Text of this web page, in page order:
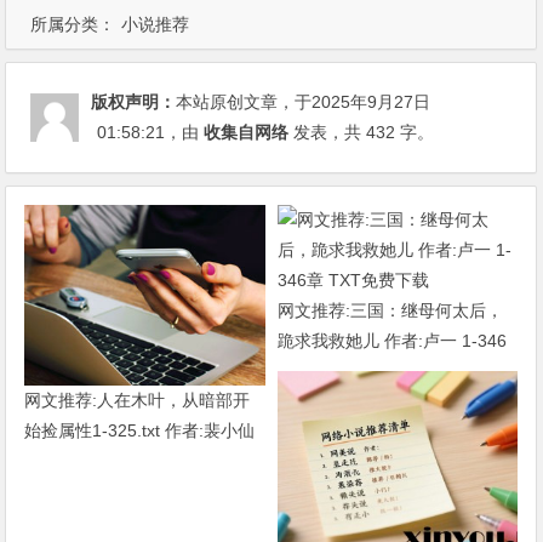
所属分类： 小说推荐
版权声明：本站原创文章，于2025年9月27日
01:58:21 ，由收集自网络 发表，共 432 字。
网文推荐:人在木叶，从暗部开
始捡属性1-325.txt 作者:裴小仙
网文推荐:三国：继母何太后，
跪求我救她儿 作者:卢一 1-346
章 TXT免费下载